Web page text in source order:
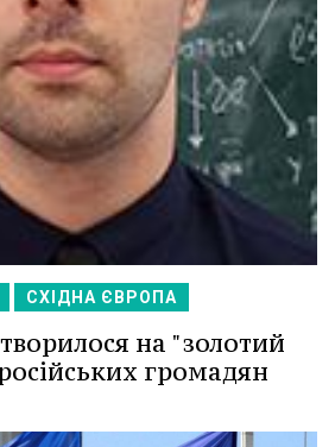
СХІДНА ЄВРОПА
на "золотий
громадян